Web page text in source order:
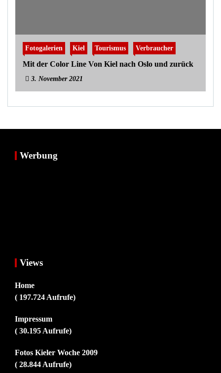
Fotogalerien Kiel Tourismus Verbraucher
Mit der Color Line Von Kiel nach Oslo und zurück
3. November 2021
Werbung
Views
Home
( 197.724 Aufrufe)
Impressum
( 30.195 Aufrufe)
Fotos Kieler Woche 2009
( 28.844 Aufrufe)